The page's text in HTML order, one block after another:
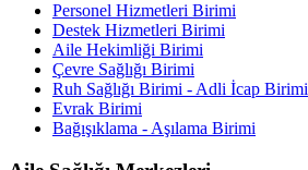
Personel Hizmetleri Birimi
Destek Hizmetleri Birimi
Aile Hekimliği Birimi
Çevre Sağlığı Birimi
Ruh Sağlığı Birimi - Adli İcap Birimi
Evrak Birimi
Bağışıklama - Aşılama Birimi